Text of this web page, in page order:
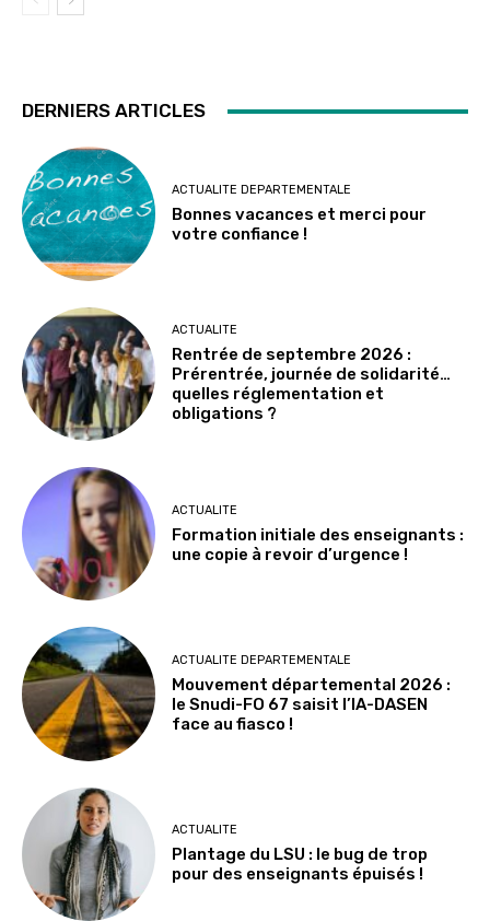
DERNIERS ARTICLES
ACTUALITE DEPARTEMENTALE
Bonnes vacances et merci pour
votre confiance !
ACTUALITE
Rentrée de septembre 2026 :
Prérentrée, journée de solidarité…
quelles réglementation et
obligations ?
ACTUALITE
Formation initiale des enseignants :
une copie à revoir d’urgence !
ACTUALITE DEPARTEMENTALE
Mouvement départemental 2026 :
le Snudi-FO 67 saisit l’IA-DASEN
face au fiasco !
ACTUALITE
Plantage du LSU : le bug de trop
pour des enseignants épuisés !